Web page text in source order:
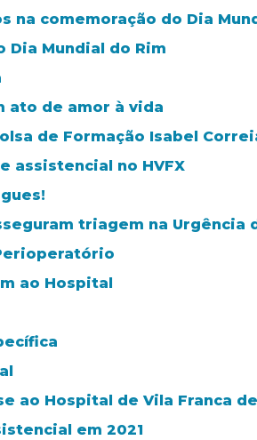
na comemoração do Dia
Mundial do Rim
ato de amor à vida
de Formação Isabel
assistencial no HVFX
triagem na Urgência
ao Hospital
ao Hospital de Vila Franca
em 2021